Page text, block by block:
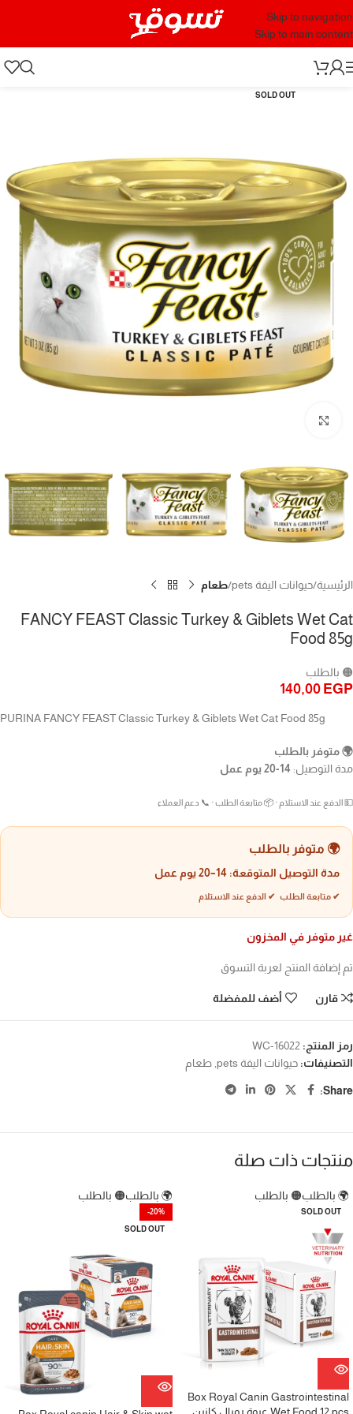
Skip to navigation
Skip to main content
SOLD OUT
الرئيسية حيوانات اليفة pets طعام
FANCY FEAST Classic Turkey & Giblets Wet Cat
Food 85g
🟠 بالطلب
140,00 EGP
PURINA FANCY FEAST Classic Turkey & Giblets Wet Cat Food 85g
🌍 متوفر بالطلب
مدة التوصيل: 14-20 يوم عمل
💵 الدفع عند الاستلام · 📦 متابعة الطلب · 📞 دعم العملاء
🌍 متوفر بالطلب
مدة التوصيل المتوقعة: 14–20 يوم عمل
✔ متابعة الطلب ✔ الدفع عند الاستلام
غير متوفر في المخزون
تم إضافة المنتج لعربة التسوق
قارن أضف للمفضلة
رمز المنتج: WC-16022
التصنيفات: حيوانات اليفة pets , طعام
Share:
منتجات ذات صلة
🌍 بالطلب🟠 بالطلب
SOLD OUT
Box Royal Canin Gastrointestinal
🌍 بالطلب🟠 بالطلب
-20%
SOLD OUT